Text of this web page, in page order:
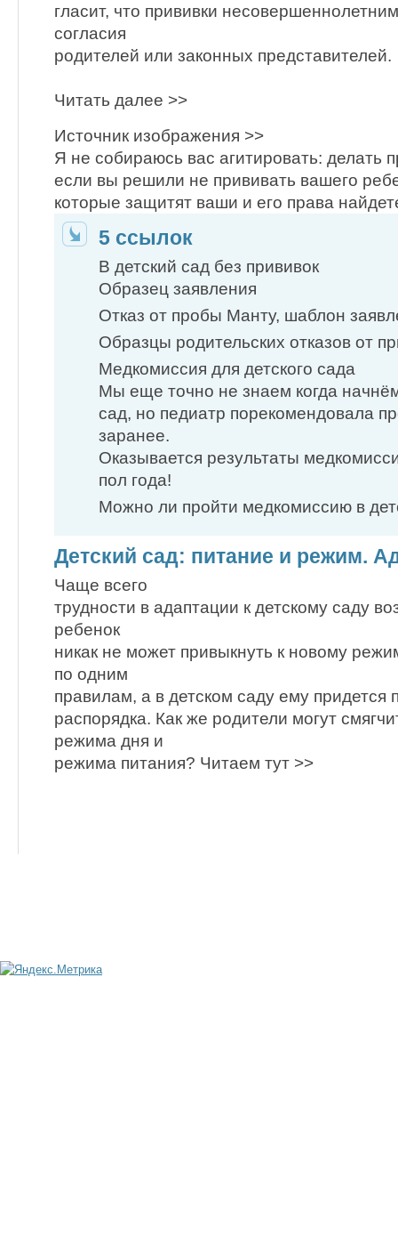
гласит, что прививки
согласия
родителей или законных представителей.
Читать далее >>
Источник изображения >>
Я не собираюсь вас агитировать: делать
если вы решили не прививать вашего
которые защитят ваши и его права
5 ссылок
В детский сад без прививок
Образец заявления
Отказ от пробы Манту, шаблон
Образцы родительских отказов от
Медкомиссия для детского сада
Мы еще точно не знаем когда
сад, но педиатр порекомендовала
заранее.
Оказывается результаты
пол года!
Можно ли пройти медкомиссию в
Детский сад: питание и режим.
Чаще всего
трудности в адаптации к детскому саду
ребенок
никак не может привыкнуть к новому
по одним
правилам, а в детском саду ему придется
распорядка. Как же родители могут
режима дня и
режима питания? Читаем тут >>